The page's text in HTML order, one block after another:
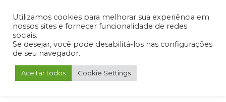
Admin Portal do Aluno Portal do Professor Portal do Coordenador
Utilizamos cookies para melhorar sua experiência em
nossos sites e fornecer funcionalidade de redes
sociais.
Se desejar, você pode desabilitá-los nas configurações
de seu navegador.
Aceitar todos Cookie Settings